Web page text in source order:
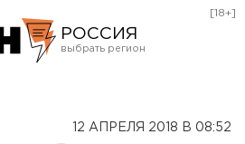
РОССИЯ
[18+]
12 АПРЕЛЯ 2018 В 08:52